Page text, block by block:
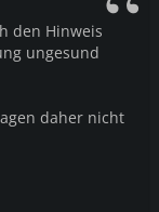
den Hinweis
ungesund
daher nicht